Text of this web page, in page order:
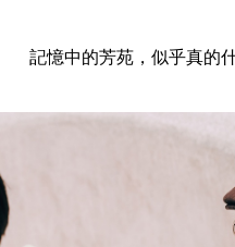
記憶中的芳苑，似乎真的